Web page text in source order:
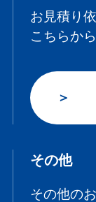
お見積り
こちらか
その他
その他の